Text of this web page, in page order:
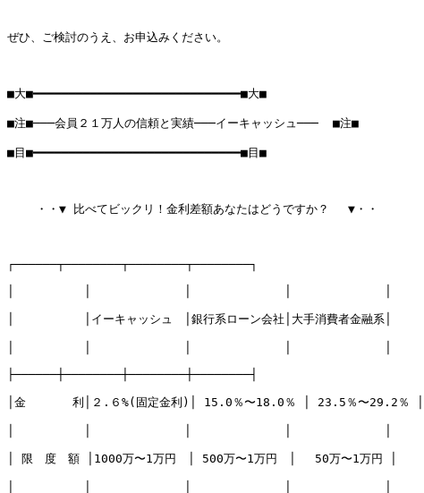
ぜひ、ご検討のうえ、お申込みください。
■大■━━━━━━━━━━━━━━━━━━━━━━━━━━━━━■大■
■注■───会員２１万人の信頼と実績───イーキャッシュ───  ■注■
■目■━━━━━━━━━━━━━━━━━━━━━━━━━━━━━■目■
    ・・▼ 比べてビックリ！金利差額あなたはどうですか？ 　▼・・
┌──────┬────────┬────────┬────────┐
│　　　　　　│イーキャッシュ　│銀行系ローン会社│大手消費者金融系│
├──────┼────────┼────────┼────────┤
│金　　　　利│２.６%(固定金利)│ 15.0％〜18.0％ │ 23.5％〜29.2％ │
│ 限　度　額 │1000万〜1万円　│ 500万〜1万円　│　 50万〜1万円 │